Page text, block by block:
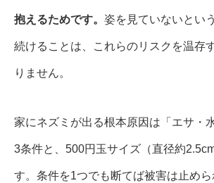
抱えるためです。 姿を見ていないとい
続けることは、これらのリスクを温存
りません。
家にネズミが出る根本原因は「エサ・
3条件と、500円玉サイズ（直径約
す。条件を1つでも断てば被害は止め